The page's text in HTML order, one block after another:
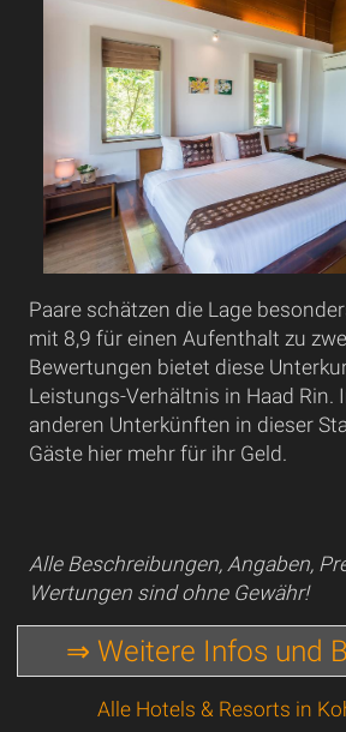
Paare schätzen die Lage
mit 8,9 für einen Aufenthalt zu
Bewertungen bietet diese
Leistungs-Verhältnis in Haad Rin.
anderen Unterkünften in dieser
Gäste hier mehr für ihr Geld.
Alle Beschreibungen, Angaben,
Wertungen sind ohne Gewähr!
⇒ Weitere Infos und
Alle Hotels & Resorts in